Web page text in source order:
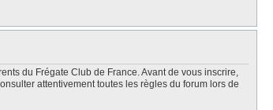
du Frégate Club de France. Avant de vous inscrire,
attentivement toutes les règles du forum lors de